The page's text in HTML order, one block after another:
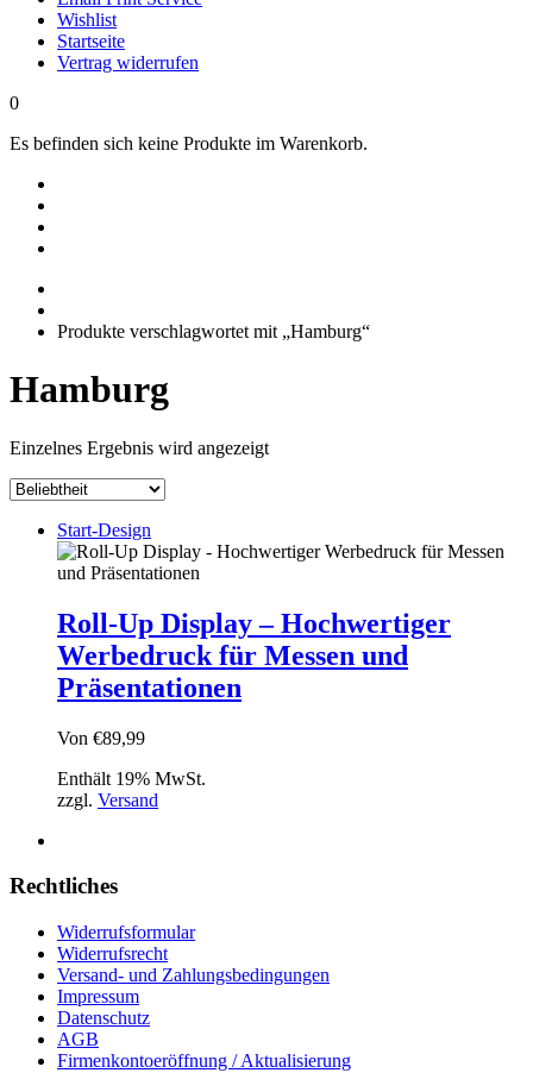
Wishlist
Startseite
Vertrag widerrufen
0
Es befinden sich keine Produkte im Warenkorb.
Produkte verschlagwortet mit „Hamburg“
Hamburg
Einzelnes Ergebnis wird angezeigt
Start-Design
Roll-Up Display – Hochwertiger
Werbedruck für Messen und
Präsentationen
Von €89,99
Enthält 19% MwSt.
zzgl. Versand
Rechtliches
Widerrufsformular
Widerrufsrecht
Versand- und Zahlungsbedingungen
Impressum
Datenschutz
AGB
Firmenkontoeröffnung / Aktualisierung